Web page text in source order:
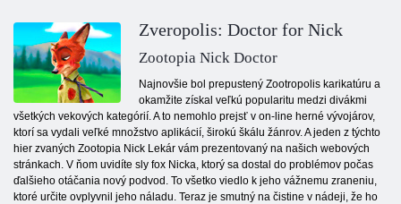
Zveropolis: Doctor for Nick
Zootopia Nick Doctor
Najnovšie bol prepustený Zootropolis karikatúru a
okamžite získal veľkú popularitu medzi divákmi
všetkých vekových kategórií. A to nemohlo prejsť v on-line herné vývojárov,
ktorí sa vydali veľké množstvo aplikácií, širokú škálu žánrov. A jeden z týchto
hier zvaných Zootopia Nick Lekár vám prezentovaný na našich webových
stránkach. V ňom uvidíte sly fox Nicka, ktorý sa dostal do problémov počas
ďalšieho otáčania nový podvod. To všetko viedlo k jeho vážnemu zraneniu,
ktoré určite ovplyvnil jeho náladu. Teraz je smutný na čistine v nádeji, že ho